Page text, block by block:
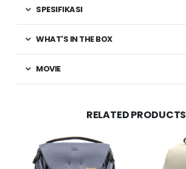
SPESIFIKASI
WHAT'S IN THE BOX
MOVIE
RELATED PRODUCTS